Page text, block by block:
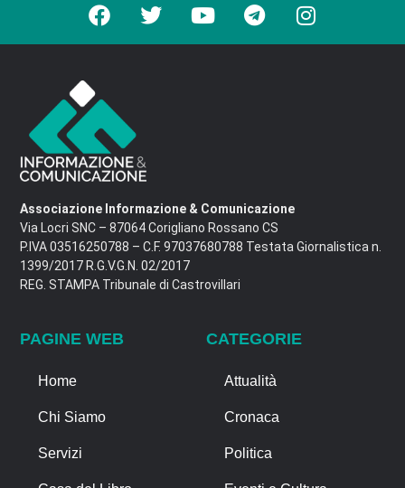
Associazione Informazione & Comunicazione
Via Locri SNC – 87064 Corigliano Rossano CS
P.IVA 03516250788 – C.F. 97037680788 Testata Giornalistica n.
1399/2017 R.G.V.G.N. 02/2017
REG. STAMPA Tribunale di Castrovillari
PAGINE WEB
Home
Chi Siamo
Servizi
CATEGORIE
Attualità
Cronaca
Politica